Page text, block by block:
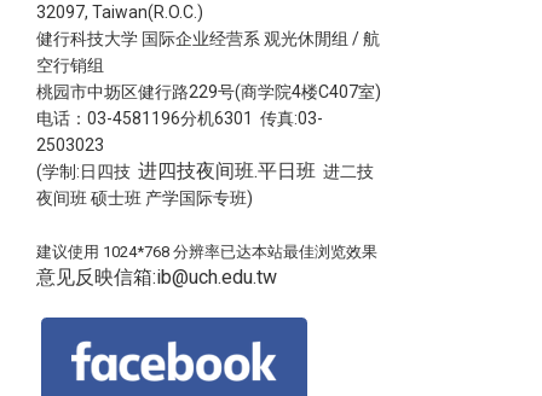
32097, Taiwan(R.O.C.)
健行科技大学 国际企业经营系 观光休閒组 / 航
空行销组
桃园市中坜区健行路229号(商学院4楼C407室)
电话：03-4581196分机6301 传真:03-
2503023
(学制:日四技进四技夜间班.平日班 进二技
夜间班 硕士班 产学国际专班)
建议使用 1024*768 分辨率已达本站最佳浏览效果
意见反映信箱:ib@uch.edu.tw